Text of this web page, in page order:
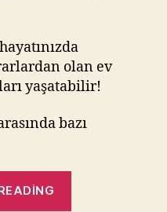
olan ev
yaşatabilir!
bazı